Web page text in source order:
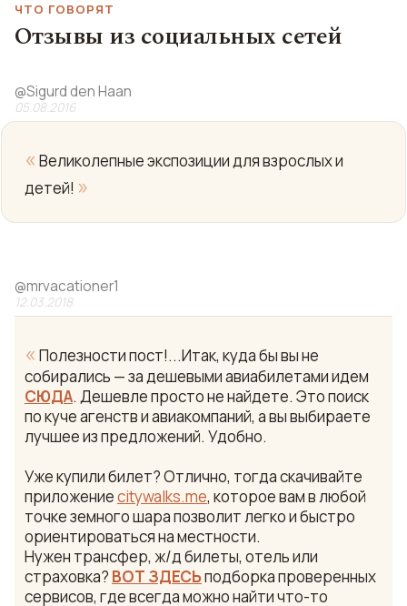
ЧТО ГОВОРЯТ
Отзывы из социальных сетей
@Sigurd den Haan
05.08.2016
« Великолепные экспозиции для взрослых и
детей! »
@mrvacationer1
12.03.2018
« Полезности пост!...Итак, куда бы вы не
собирались — за дешевыми авиабилетами идем
СЮДА. Дешевле просто не найдете. Это поиск
по куче агенств и авиакомпаний, а вы выбираете
лучшее из предложений. Удобно.
Уже купили билет? Отлично, тогда скачивайте
приложениеcitywalks.me, которое вам в любой
точке земного шара позволит легко и быстро
ориентироваться на местности.
Нужен трансфер, ж/д билеты, отель или
страховка? ВОТ ЗДЕСЬподборка проверенных
сервисов, где всегда можно найти что-то